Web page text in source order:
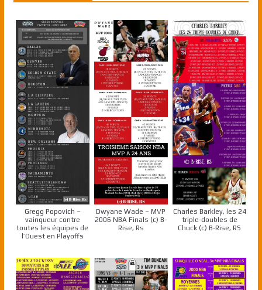
Gregg Popovich –
vainqueur contre
toutes les équipes de
l’Ouest en Playoffs
Dwyane Wade – MVP
2006 NBA Finals (c) B-
Rise, Rs
Charles Barkley, les 24
triple-doubles de
Chuck (c) B-Rise, RS